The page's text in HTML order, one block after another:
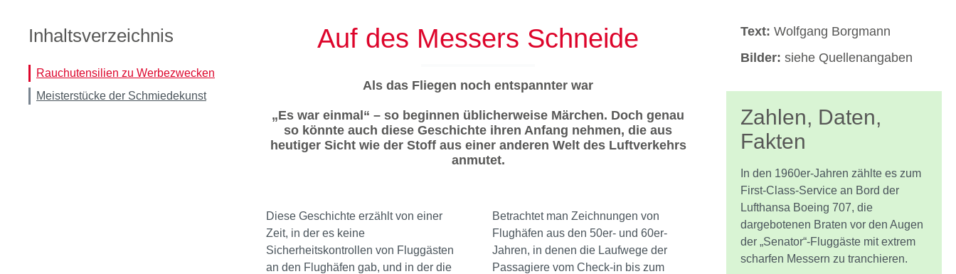
Inhaltsverzeichnis
Rauchutensilien zu Werbezwecken
Meisterstücke der Schmiedekunst
Auf des Messers Schneide
Als das Fliegen noch entspannter war
„Es war einmal“ – so beginnen üblicherweise Märchen. Doch genau
so könnte auch diese Geschichte ihren Anfang nehmen, die aus
heutiger Sicht wie der Stoff aus einer anderen Welt des Luftverkehrs
anmutet.
Diese Geschichte erzählt von einer
Zeit, in der es keine
Sicherheitskontrollen von Fluggästen
an den Flughäfen gab, und in der die
Betrachtet man Zeichnungen von
Flughäfen aus den 50er- und 60er-
Jahren, in denen die Laufwege der
Passagiere vom Check-in bis zum
Text: Wolfgang Borgmann
Bilder: siehe Quellenangaben
Zahlen, Daten,
Fakten
In den 1960er-Jahren zählte es zum
First-Class-Service an Bord der
Lufthansa Boeing 707, die
dargebotenen Braten vor den Augen
der „Senator“-Fluggäste mit extrem
scharfen Messern zu tranchieren.